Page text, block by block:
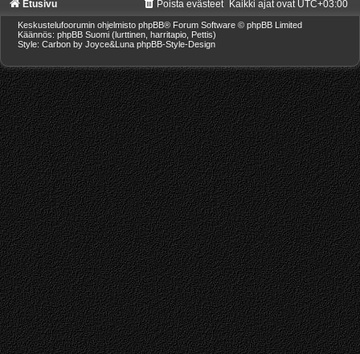
Etusivu Kaikki ajat ovat UTC+03:00
Poista evästeet
Keskustelufoorumin ohjelmisto phpBB® Forum Software © phpBB Limited
Käännös: phpBB Suomi (lurttinen, harritapio, Pettis)
Style: Carbon by Joyce&Luna phpBB-Style-Design